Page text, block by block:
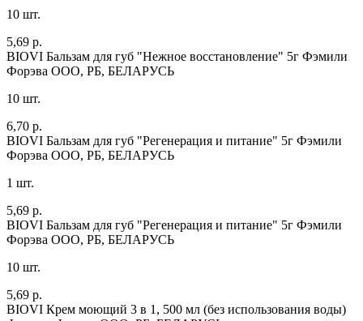
10 шт.
5,69 р.
BIOVI Бальзам для губ "Нежное восстановление" 5г Фэмили
Форэва ООО, РБ, БЕЛАРУСЬ
10 шт.
6,70 р.
BIOVI Бальзам для губ "Регенерация и питание" 5г Фэмили
Форэва ООО, РБ, БЕЛАРУСЬ
1 шт.
5,69 р.
BIOVI Бальзам для губ "Регенерация и питание" 5г Фэмили
Форэва ООО, РБ, БЕЛАРУСЬ
10 шт.
5,69 р.
BIOVI Крем моющий 3 в 1, 500 мл (без использования воды)